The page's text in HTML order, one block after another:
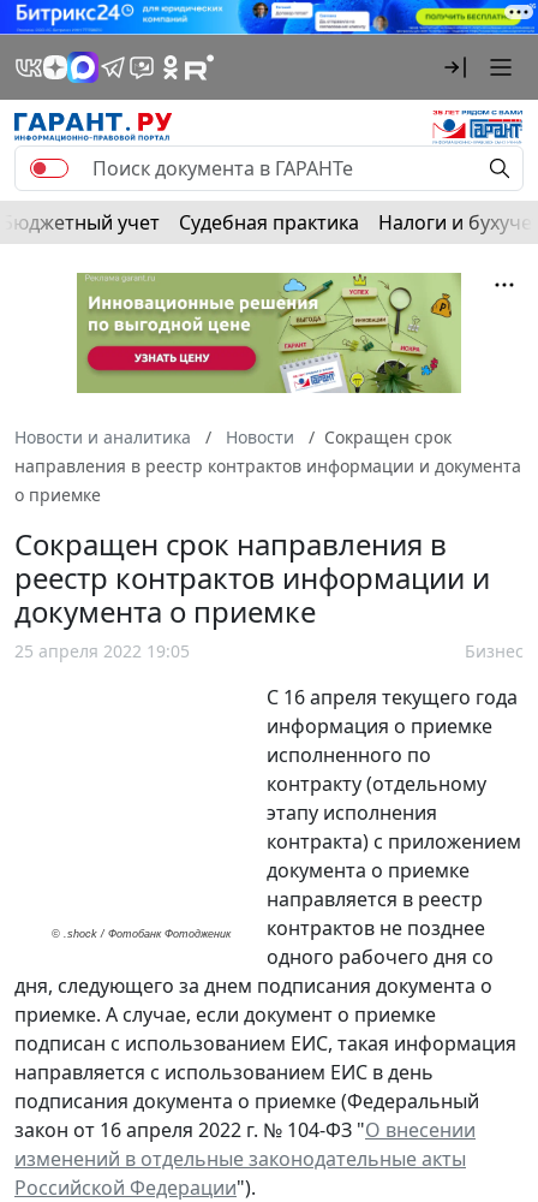
Бюджетный учет Судебная практика Налоги и
Новости и аналитика Новости
Сокращен срок
направления в реестр контрактов информации и документа
о приемке
Сокращен срок направления в
реестр контрактов информации и
документа о приемке
25 апреля 2022 19:05 Бизнес
© .shock / Фотобанк Фотодженик
С 16 апреля текущего года
информация о приемке
исполненного по
контракту (отдельному
этапу исполнения
контракта) с приложением
документа о приемке
направляется в реестр
контрактов не позднее
одного рабочего дня со
дня, следующего за днем подписания документа о
приемке. А случае, если документ о приемке
подписан с использованием ЕИС, такая информация
направляется с использованием ЕИС в день
подписания документа о приемке (Федеральный
закон от 16 апреля 2022 г. № 104-ФЗ "О внесении
изменений в отдельные законодательные акты
Российской Федерации").